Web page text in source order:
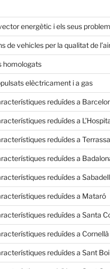
energètic i els seus
de vehicles per la qualitat de
homologats
elèctricament i a gas
reduïdes a
reduïdes a
reduïdes a Terrassa
reduïdes a
reduïdes a Sabadell
reduïdes a Mataró
reduïdes a Santa
reduïdes a
reduïdes a Sant